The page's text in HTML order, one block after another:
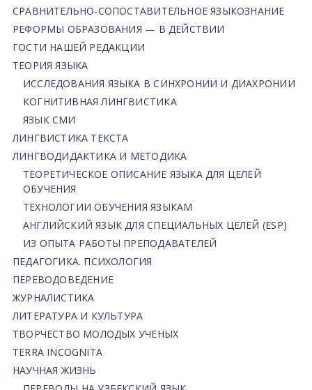
СРАВНИТЕЛЬНО-СОПОСТАВИТЕЛЬНОЕ ЯЗЫКОЗНАНИЕ
РЕФОРМЫ ОБРАЗОВАНИЯ — В ДЕЙСТВИИ
ГОСТИ НАШЕЙ РЕДАКЦИИ
ТЕОРИЯ ЯЗЫКА
ИССЛЕДОВАНИЯ ЯЗЫКА В СИНХРОНИИ И ДИАХРОНИИ
КОГНИТИВНАЯ ЛИНГВИСТИКА
ЯЗЫК СМИ
ЛИНГВИСТИКА ТЕКСТА
ЛИНГВОДИДАКТИКА И МЕТОДИКА
ТЕОРЕТИЧЕСКОЕ ОПИСАНИЕ ЯЗЫКА ДЛЯ ЦЕЛЕЙ
ОБУЧЕНИЯ
ТЕХНОЛОГИИ ОБУЧЕНИЯ ЯЗЫКАМ
АНГЛИЙСКИЙ ЯЗЫК ДЛЯ СПЕЦИАЛЬНЫХ ЦЕЛЕЙ (ESP)
ИЗ ОПЫТА РАБОТЫ ПРЕПОДАВАТЕЛЕЙ
ПЕДАГОГИКА. ПСИХОЛОГИЯ
ПЕРЕВОДОВЕДЕНИЕ
ЖУРНАЛИСТИКА
ЛИТЕРАТУРА И КУЛЬТУРА
ТВОРЧЕСТВО МОЛОДЫХ УЧЕНЫХ
TERRA INCOGNITA
НАУЧНАЯ ЖИЗНЬ